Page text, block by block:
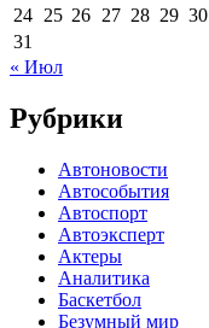
24 25 26 27 28 29 30
31
« Июл
Рубрики
Автоновости
Автособытия
Автоспорт
Автоэксперт
Актеры
Аналитика
Баскетбол
Безумный мир